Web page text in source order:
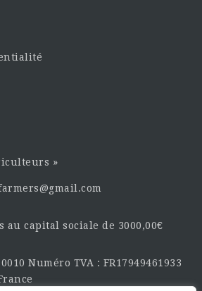
»
au capital sociale de 3000,00€
Numéro TVA : FR17949461933